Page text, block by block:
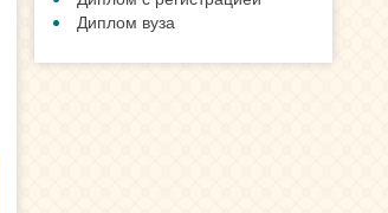
Диплом вуза